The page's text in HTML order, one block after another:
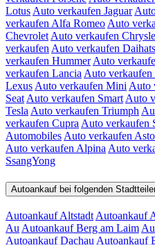
Lotus Auto verkaufen Jaguar
verkaufen Alfa Romeo Auto
Chevrolet Auto verkaufen
verkaufen Auto verkaufen
verkaufen Hummer Auto
verkaufen Lancia Auto
Lexus Auto verkaufen Mini Auto
Seat Auto verkaufen Smart Auto
Tesla Auto verkaufen Triumph
verkaufen Cupra Auto verkaufen
Automobiles Auto verkaufen
Auto verkaufen Alpina Auto
SsangYong
Autoankauf bei folgenden
Autoankauf Altstadt Autoankauf
Au Autoankauf Berg am Laim
Autoankauf Dachau Autoankauf